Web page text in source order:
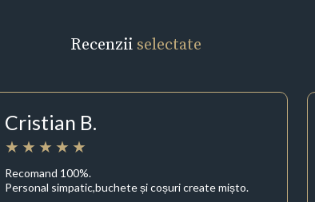
Recenzii selectate
Cristian B.
Recomand 100%.
Personal simpatic,buchete și coșuri create mișto.